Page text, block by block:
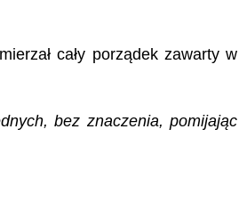
cały porządek zawarty w
bez znaczenia, pomijając